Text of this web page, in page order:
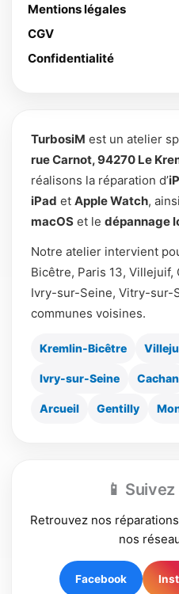
Mentions légales
CGV
Confidentialité
TurbosiM est un atelier
rue Carnot, 94270 Le
réalisons la réparation d’
iPad et Apple Watch,
macOS et le dépannage
Notre atelier intervient
Bicêtre, Paris 13, Villejuif,
Ivry-sur-Seine, Vitry-sur-
communes voisines.
Kremlin-Bicêtre
Ivry-sur-Seine Cachan
Arcueil Gentilly
📱
Retrouvez nos
nos
Facebook